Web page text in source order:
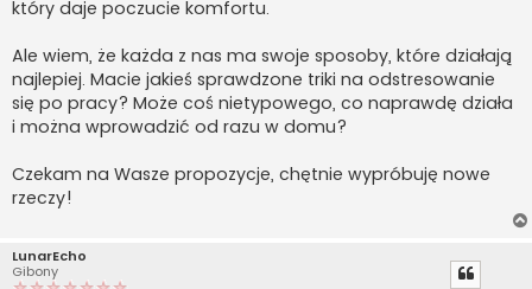
który daje poczucie komfortu.
Ale wiem, że każda z nas ma swoje sposoby, które działają
najlepiej. Macie jakieś sprawdzone triki na odstresowanie
się po pracy? Może coś nietypowego, co naprawdę działa
i można wprowadzić od razu w domu?
Czekam na Wasze propozycje, chętnie wypróbuję nowe
rzeczy!
LunarEcho
Gibony